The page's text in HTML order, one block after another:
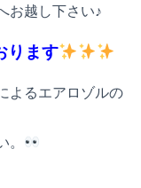
お越し下さい♪
ります
よるエアロゾルの
。